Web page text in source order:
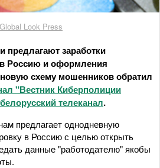
Look Press
предлагают заработки
Россию и оформления
схему мошенников обратил
"Вестник Киберполиции
белорусский телеканал.
предлагает однодневную
в Россию с целью открыть
данные "работодателю" якобы